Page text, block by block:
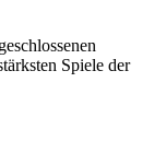
Spiele der